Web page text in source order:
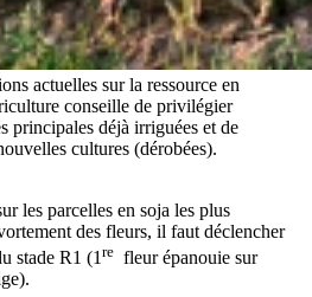
actuelles sur la ressource en
conseille de privilégier
principales déjà irriguées et de
cultures (dérobées).
les parcelles en soja les plus
des fleurs, il faut déclencher
stade R1 (1 re fleur épanouie sur